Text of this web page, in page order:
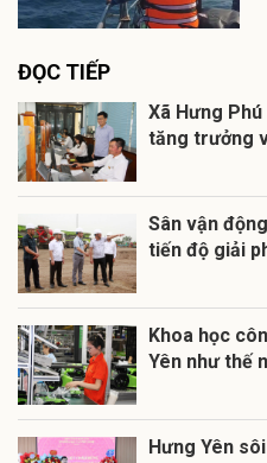
ĐỌC TIẾP
Xã Hưng
tăng trưởng
Sân vận
tiến độ giải
Khoa học
Yên như thế
Hưng Yên